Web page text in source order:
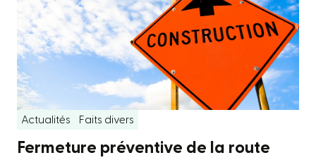
Actualités Faits divers
Fermeture préventive de la route